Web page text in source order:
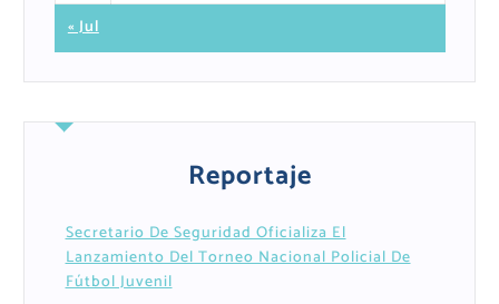
« Jul
Reportaje
Secretario De Seguridad Oficializa El
Lanzamiento Del Torneo Nacional Policial De
Fútbol Juvenil